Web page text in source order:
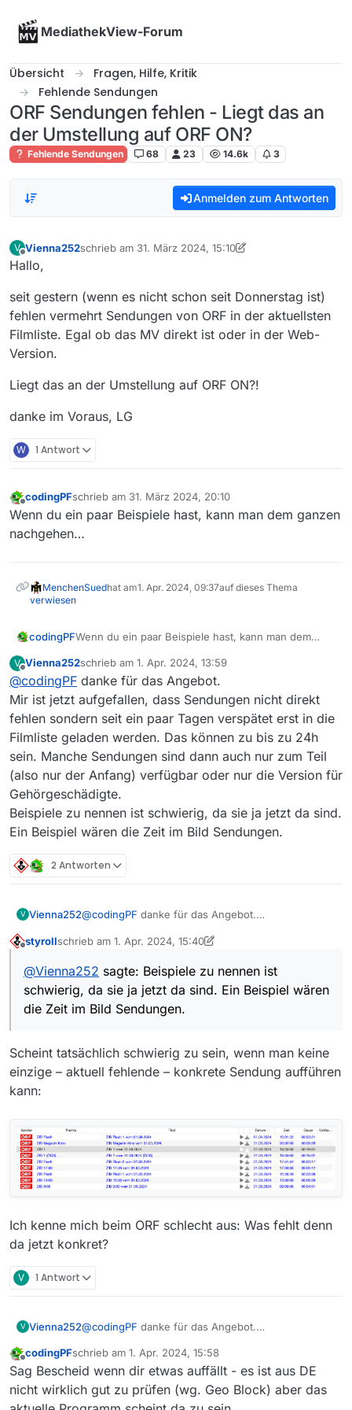
MediathekView-Forum
Übersicht
Fragen, Hilfe, Kritik
Fehlende Sendungen
ORF Sendungen fehlen - Liegt das an
der Umstellung auf ORF ON?
Fehlende Sendungen 68 23 14.6k 3
Anmelden zum Antworten
V
Offline
Vienna252schrieb am 31. März 2024, 15:10
zuletzt editiert von iks-jott 4. Apr. 2024, 12:57
Hallo,
seit gestern (wenn es nicht schon seit Donnerstag ist)
fehlen vermehrt Sendungen von ORF in der aktuellsten
Filmliste. Egal ob das MV direkt ist oder in der Web-
Version.
Liegt das an der Umstellung auf ORF ON?!
danke im Voraus, LG
W 1 Antwort
Offline
codingPFschrieb am 31. März 2024, 20:10
zuletzt editiert von
Wenn du ein paar Beispiele hast, kann man dem ganzen
nachgehen…
MenchenSuedhat am1. Apr. 2024, 09:37auf dieses Thema
verwiesen
codingPFWenn du ein paar Beispiele hast, kann man dem
V
Offline
Vienna252schrieb am 1. Apr. 2024, 13:59
zuletzt editiert von
@codingPF danke für das Angebot.
Mir ist jetzt aufgefallen, dass Sendungen nicht direkt
fehlen sondern seit ein paar Tagen verspätet erst in die
Filmliste geladen werden. Das können zu bis zu 24h
sein. Manche Sendungen sind dann auch nur zum Teil
(also nur der Anfang) verfügbar oder nur die Version für
Gehörgeschädigte.
Beispiele zu nennen ist schwierig, da sie ja jetzt da sind.
Ein Beispiel wären die Zeit im Bild Sendungen.
2 Antworten
V Vienna252@codingPF danke für das Angebot.
direkt fehlen sondern seit ein paar Tagen verspätet
bis zu 24h sein. Manche Sendungen sind dann
auch nur zum Teil (also nur der Anfang) verfügbar
oder nur die Version für Gehörgeschädigte.
Beispiele zu nennen ist schwierig, da sie ja jetzt da
Sendungen.
styrollschrieb am 1. Apr. 2024, 15:40
zuletzt editiert von styroll4. Jan. 2024, 17:43
@Vienna252 sagte: Beispiele zu nennen ist
schwierig, da sie ja jetzt da sind. Ein Beispiel wären
die Zeit im Bild Sendungen.
Scheint tatsächlich schwierig zu sein, wenn man keine
einzige – aktuell fehlende – konkrete Sendung aufführen
kann:
Ich kenne mich beim ORF schlecht aus: Was fehlt denn
da jetzt konkret?
V 1 Antwort
V Vienna252@codingPF danke für das Angebot.
direkt fehlen sondern seit ein paar Tagen verspätet
erst in die Filmliste geladen werden. Das können zu
bis zu 24h sein. Manche Sendungen sind dann
auch nur zum Teil (also nur der Anfang) verfügbar
Offline
codingPFschrieb am 1. Apr. 2024, 15:58
zuletzt editiert von
Sag Bescheid wenn dir etwas auffällt - es ist aus DE
nicht wirklich gut zu prüfen (wg. Geo Block) aber das